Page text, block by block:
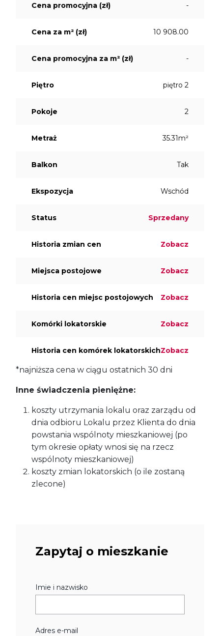
Cena promocyjna (zł) -
Cena za m² (zł) 10 908.00
Cena promocyjna za m² (zł) -
Piętro piętro 2
Pokoje 2
Metraż 35.31m²
Balkon Tak
Ekspozycja Wschód
Status Sprzedany
Historia zmian cen Zobacz
Miejsca postojowe Zobacz
Historia cen miejsc postojowych Zobacz
Komórki lokatorskie Zobacz
Historia cen komórek lokatorskichZobacz
*najniższa cena w ciągu ostatnich 30 dni
Inne świadczenia pieniężne:
koszty utrzymania lokalu oraz zarządu od
dnia odbioru Lokalu przez Klienta do dnia
powstania wspólnoty mieszkaniowej (po
tym okresie opłaty wnosi się na rzecz
wspólnoty mieszkaniowej)
koszty zmian lokatorskich (o ile zostaną
zlecone)
Zapytaj o mieszkanie
Imie i nazwisko
Adres e-mail